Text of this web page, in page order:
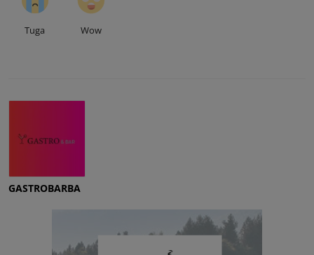
Tuga Wow
GASTROBARBA